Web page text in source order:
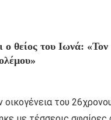
ο θείος του Ιωνά: «Τον
του